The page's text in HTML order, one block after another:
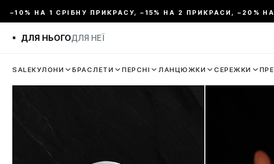
–10% НА 1 СРІБНУ ПРИКРАСУ, –15% НА 2 ПРИКРАСИ, –20%
ДЛЯ НЬОГОДЛЯ НЕЇ
SALEКУЛОНИ БРАСЛЕТИ ПЕРСНІ ЛАНЦЮЖКИ СЕРЕЖКИ